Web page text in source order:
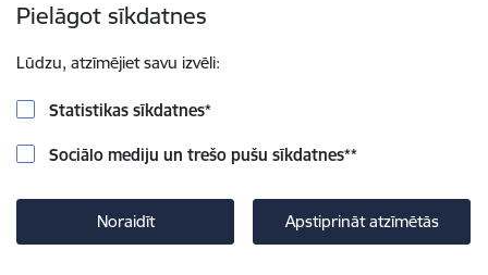
Pielāgot sīkdatnes
Lūdzu, atzīmējiet savu izvēli:
Statistikas sīkdatnes*
Sociālo mediju un trešo pušu sīkdatnes**
Noraidīt Apstiprināt atzīmētās